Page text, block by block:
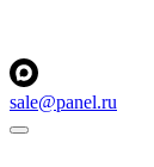
sale@panel.ru